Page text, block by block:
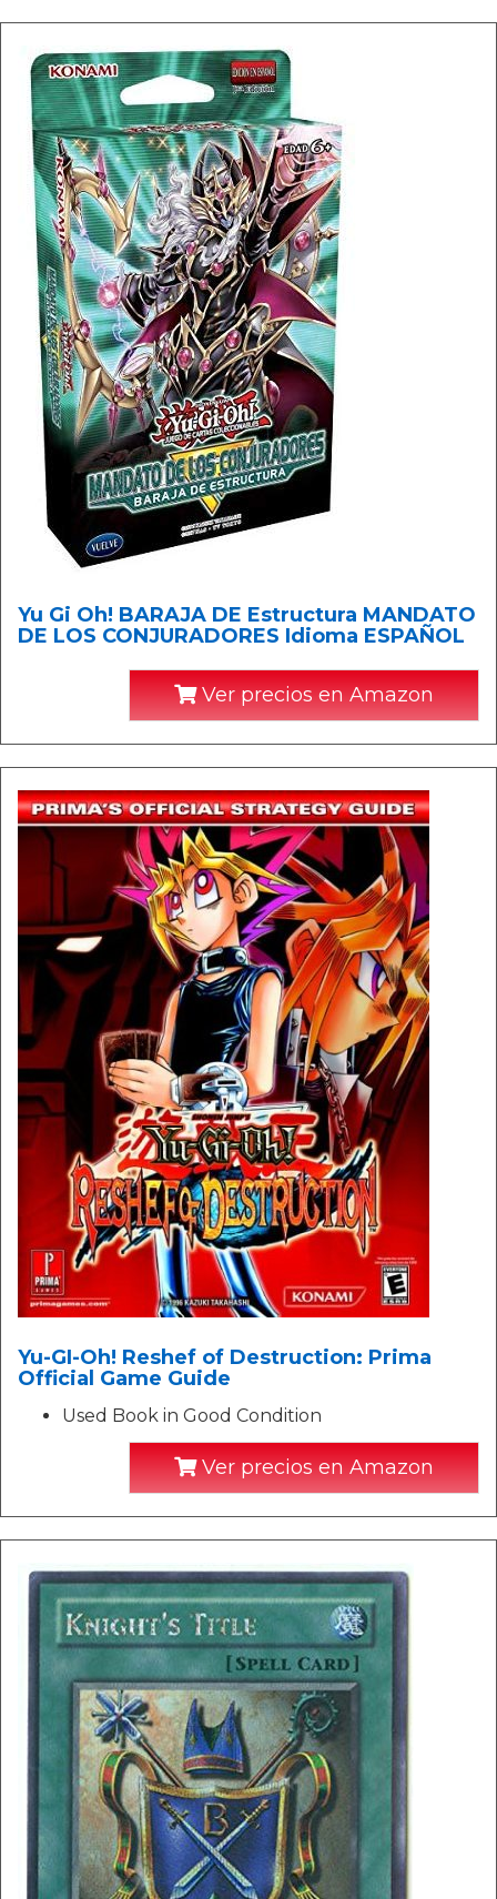
Yu Gi Oh! BARAJA DE Estructura MANDATO
DE LOS CONJURADORES Idioma ESPAÑOL
Ver precios en Amazon
Yu-GI-Oh! Reshef of Destruction: Prima
Official Game Guide
Used Book in Good Condition
Ver precios en Amazon